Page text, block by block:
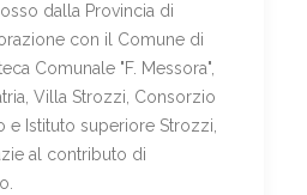
dalla Provincia di
con il Comune di
Comunale "F. Messora",
Villa Strozzi, Consorzio
e Istituto superiore Strozzi,
al contributo di